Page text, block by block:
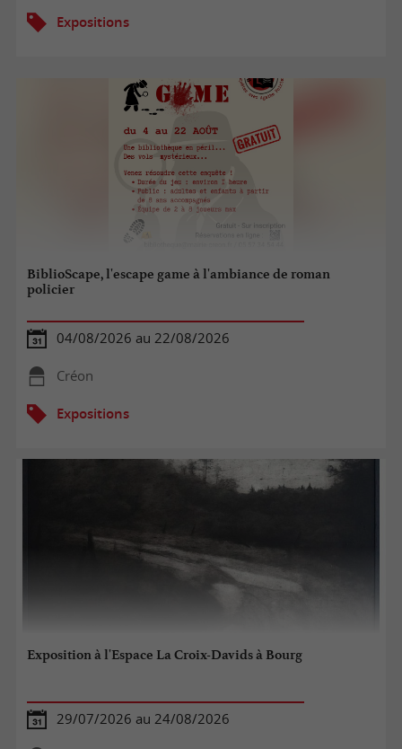
Expositions
BiblioScape, l'escape game à l'ambiance de roman
policier
04/08/2026 au 22/08/2026
Créon
Expositions
Exposition à l'Espace La Croix-Davids à Bourg
29/07/2026 au 24/08/2026